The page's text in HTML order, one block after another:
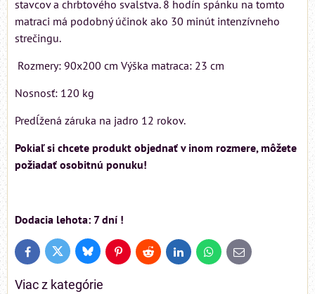
stavcov a chrbtového svalstva. 8 hodín spánku na tomto
matraci má podobný účinok ako 30 minút intenzívneho
strečingu.
Rozmery: 90x200 cm Výška matraca: 23 cm
Nosnosť: 120 kg
Predĺžená záruka na jadro 12 rokov.
Pokiaľ si chcete produkt objednať v inom rozmere, môžete
požiadať osobitnú ponuku!
Dodacia lehota: 7 dní !
FacebookTwitter BlueskyPinterestReddit LinkedInWhatsApp
E-
mail
Viac z kategórie